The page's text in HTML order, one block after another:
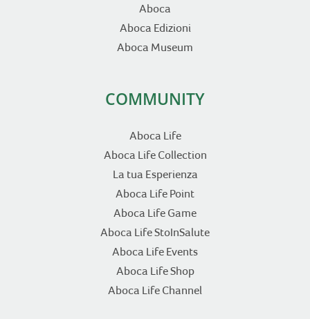
Aboca
Aboca Edizioni
Aboca Museum
COMMUNITY
Aboca Life
Aboca Life Collection
La tua Esperienza
Aboca Life Point
Aboca Life Game
Aboca Life StoInSalute
Aboca Life Events
Aboca Life Shop
Aboca Life Channel